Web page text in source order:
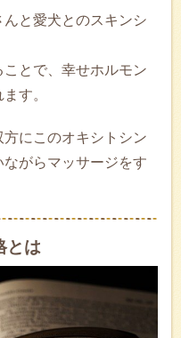
んと愛犬とのスキンシ
とで、幸せホルモン
す。
にこのオキシトシン
がらマッサージをす
とは